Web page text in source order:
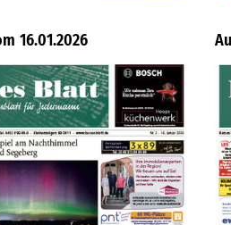
16.01.2026